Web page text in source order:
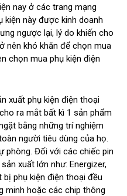
nay ở các trang mạng
kiện này được kinh doanh
ngược lại, lý do khiến cho
nên khó khăn để chọn mua
chọn mua phụ kiện điện
xuất phụ kiện điện thoại
ra mắt bất kì 1 sản phẩm
bằng những trí nghiệm
người tiêu dùng của họ.
phòng. Đối với các chiếc pin
xuất lớn như: Energizer,
phụ kiện điện thoại đều
minh hoặc các chip thông